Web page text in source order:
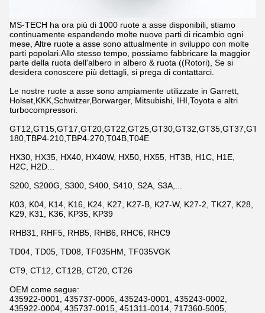
MS-TECH ha ora più di 1000 ruote a asse disponibili, stiamo
continuamente espandendo molte nuove parti di ricambio ogni
mese, Altre ruote a asse sono attualmente in sviluppo con molte
parti popolari.Allo stesso tempo, possiamo fabbricare la maggior
parte della ruota dell'albero in albero & ruota ((Rotori), Se si
desidera conoscere più dettagli, si prega di contattarci.
Le nostre ruote a asse sono ampiamente utilizzate in Garrett,
Holset,KKK,Schwitzer,Borwarger, Mitsubishi, IHI,Toyota e altri
turbocompressori.
180,TBP4-210,TBP4-270,T04B,T04E
HX30, HX35, HX40, HX40W, HX50, HX55, HT3B, H1C, H1E,
H2C, H2D...
S200, S200G, S300, S400, S410, S2A, S3A,...
K03, K04, K14, K16, K24, K27, K27-B, K27-W, K27-2, TK27, K28,
K29, K31, K36, KP35, KP39
RHB31, RHF5, RHB5, RHB6, RHC6, RHC9
TD04, TD05, TD08, TF035HM, TF035VGK
CT9, CT12, CT12B, CT20, CT26
OEM come segue:
435922-0001, 435737-0006, 435243-0001, 435243-0002,
435922-0004, 435737-0015, 451311-0014, 717360-5005,